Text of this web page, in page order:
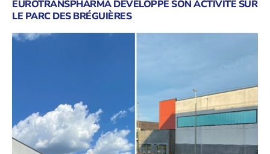
EUROTRANSPHARMA DÉVELOPPE SON ACTIVITÉ SUR
LE PARC DES BRÉGUIÈRES